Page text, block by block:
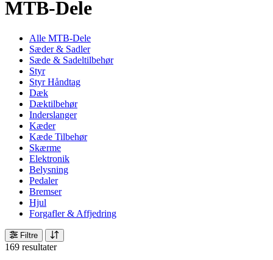
MTB-Dele
Alle MTB-Dele
Sæder & Sadler
Sæde & Sadeltilbehør
Styr
Styr Håndtag
Dæk
Dæktilbehør
Inderslanger
Kæder
Kæde Tilbehør
Skærme
Elektronik
Belysning
Pedaler
Bremser
Hjul
Forgafler & Affjedring
Filtre
169 resultater